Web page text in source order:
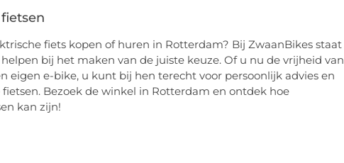
fiets kopen of huren in Rotterdam? Bij ZwaanBikes staat
bij het maken van de juiste keuze. Of u nu de vrijheid van
eigen e-bike, u kunt bij hen terecht voor persoonlijk advies en
Bezoek de winkel in Rotterdam en ontdek hoe
kan zijn!